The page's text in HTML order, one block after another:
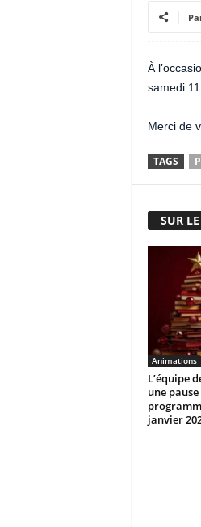
À
samedi
Merci de
TAGS
SUR
Animations
L’équipe
une
janvier